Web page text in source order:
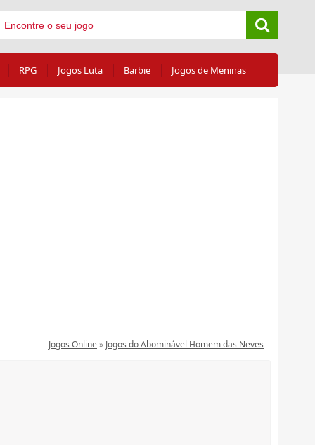
RPG Jogos Luta Barbie Jogos de Meninas
Jogos Online» Jogos do Abominável Homem das Neves